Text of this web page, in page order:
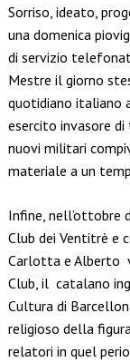
Sorriso, ideato,
una domenica
di servizio
Mestre il giorno
quotidiano italiano
esercito invasore di
nuovi militari
materiale a un
Infine, nell’ottobre
Club dei Ventitrè e
Carlotta e Alberto
Club, il catalano
Cultura di
religioso della
relatori in quel